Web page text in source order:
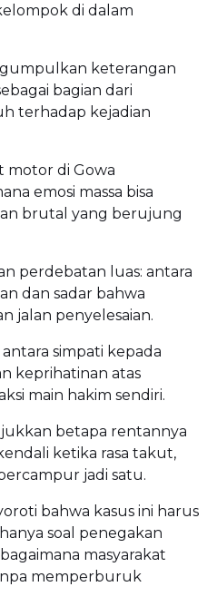
di dalam
keterangan
bagian dari
terhadap kejadian
motor di Gowa
emosi massa bisa
brutal yang berujung
perdebatan luas: antara
dan sadar bahwa
jalan penyelesaian.
simpati kepada
keprihatinan atas
main hakim sendiri.
betapa rentannya
ketika rasa takut,
jadi satu.
bahwa kasus ini harus
soal penegakan
masyarakat
memperburuk